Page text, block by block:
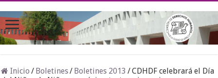
Inicio / Boletines/ Boletines 2013 /CDHDF celebrará el Día